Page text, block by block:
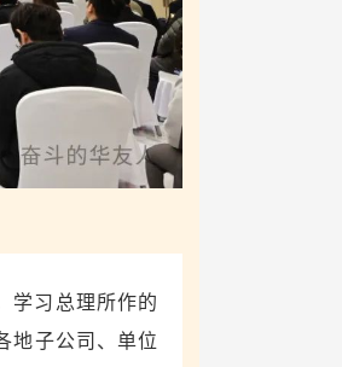
学习总理所作的
地子公司、单位